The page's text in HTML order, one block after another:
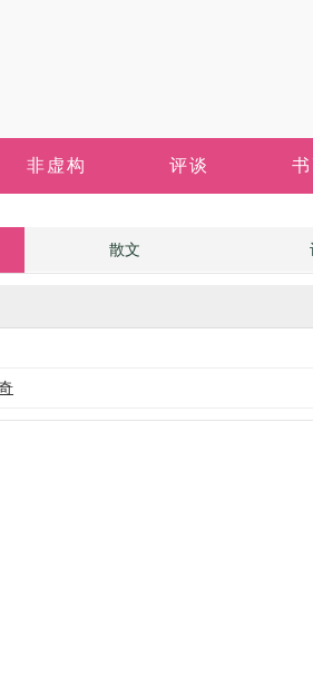
非虚构 评谈
散文